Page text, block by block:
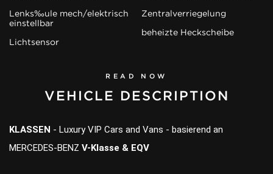
Lenksäule mech/elektrisch
einstellbar
Lichtsensor
Zentralverriegelung
beheizte Heckscheibe
READ NOW
VEHICLE DESCRIPTION
KLASSEN - Luxury VIP Cars and Vans - basierend an
MERCEDES-BENZ V-Klasse & EQV